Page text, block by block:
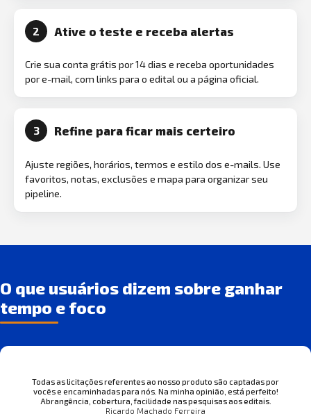
2 Ative o teste e receba alertas
Crie sua conta grátis por 14 dias e receba oportunidades
por e-mail, com links para o edital ou a página oficial.
3 Refine para ficar mais certeiro
Ajuste regiões, horários, termos e estilo dos e-mails. Use
favoritos, notas, exclusões e mapa para organizar seu
pipeline.
O que usuários dizem sobre ganhar
tempo e foco
Todas as licitações referentes ao nosso produto são captadas por
vocês e encaminhadas para nós. Na minha opinião, está perfeito!
Abrangência, cobertura, facilidade nas pesquisas aos editais.
Ricardo Machado Ferreira